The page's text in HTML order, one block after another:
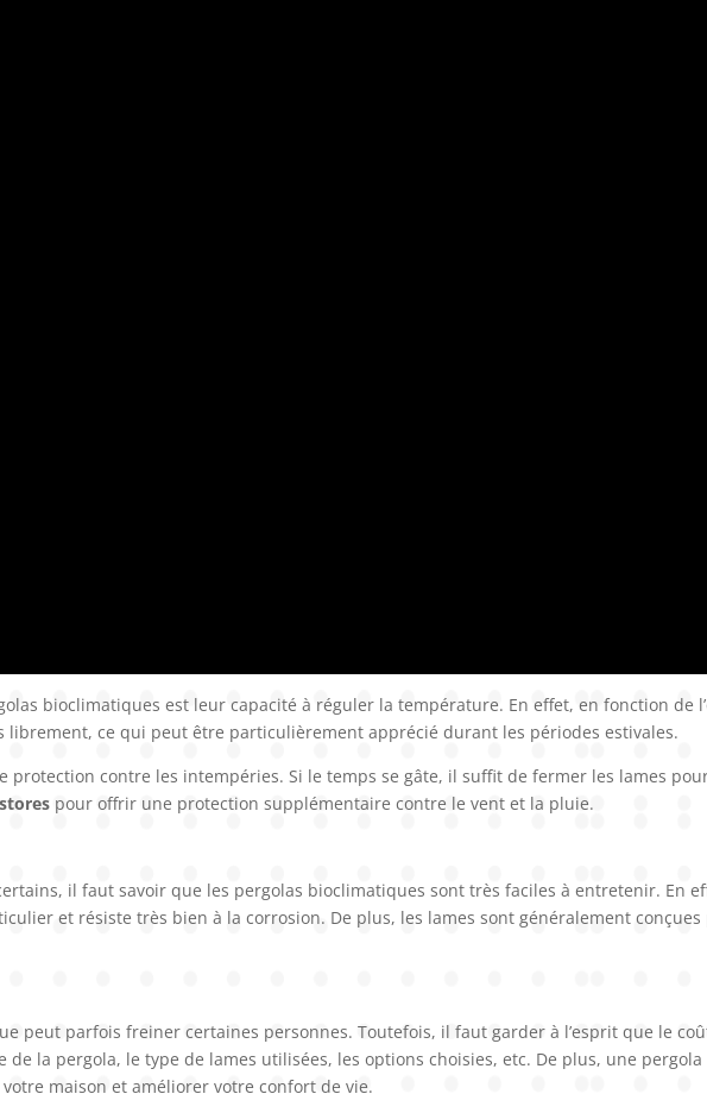
bioclimatiques est leur capacité à réguler la température. En effet, en fonction de
librement, ce qui peut être particulièrement apprécié durant les périodes estivales.
protection contre les intempéries. Si le temps se gâte, il suffit de fermer les lames
stores pour offrir une protection supplémentaire contre le vent et la pluie.
il faut savoir que les pergolas bioclimatiques sont très faciles à entretenir. En
et résiste très bien à la corrosion. De plus, les lames sont généralement conçues
peut parfois freiner certaines personnes. Toutefois, il faut garder à l’esprit que le
la pergola, le type de lames utilisées, les options choisies, etc. De plus, une
maison et améliorer votre confort de vie.